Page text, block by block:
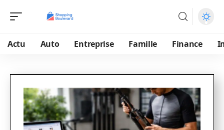
Actu Auto Entreprise Famille Finance